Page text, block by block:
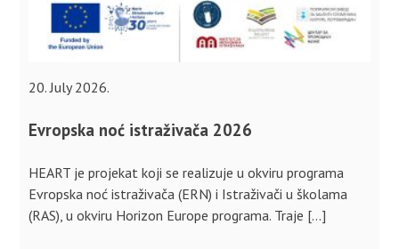
20. July 2026.
Evropska noć istraživača 2026
HEART je projekat koji se realizuje u okviru programa
Evropska noć istraživača (ERN) i Istraživači u školama
(RAS), u okviru Horizon Europe programa. Traje […]